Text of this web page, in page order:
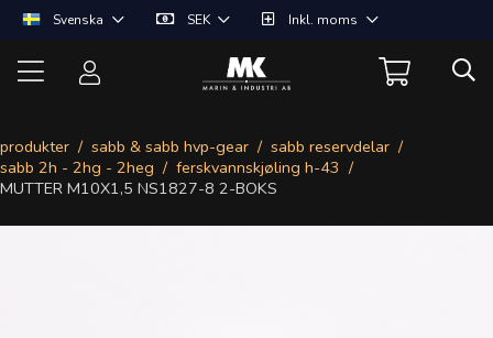
Svenska SEK Inkl. moms
produkter sabb & sabb hvp-gear
sabb reservdelar
sabb 2h - 2hg - 2heg
ferskvannskjøling h-43
MUTTER M10X1,5 NS1827-8 2-BOKS